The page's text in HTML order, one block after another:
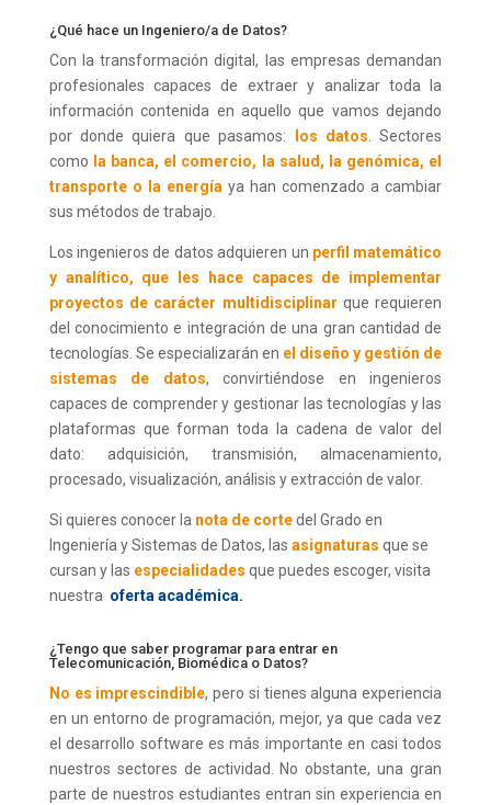
¿Qué hace un Ingeniero/a de Datos?
Con la transformación digital, las empresas demandan
profesionales capaces de extraer y analizar toda la
información contenida en aquello que vamos dejando
por donde quiera que pasamos:
los datos . Sectores
como la banca, el comercio, la salud, la genómica, el
transporte o la energía ya han comenzado a cambiar
sus métodos de trabajo.
Los ingenieros de datos adquieren un perfil matemático
y analítico, que les hace capaces de implementar
proyectos de carácter multidisciplinar que requieren
del conocimiento e integración de una gran cantidad de
tecnologías. Se especializarán en el diseño y gestión de
sistemas de datos, convirtiéndose en ingenieros
capaces de comprender y gestionar las tecnologías y las
plataformas que forman toda la cadena de valor del
dato: adquisición, transmisión, almacenamiento,
procesado, visualización, análisis y extracción de valor.
Si quieres conocer la nota de cortedel Grado en
Ingeniería y Sistemas de Datos, las asignaturas que se
cursan y las especialidades que puedes escoger, visita
nuestra oferta académica.
¿Tengo que saber programar para entrar en
Telecomunicación, Biomédica o Datos?
No es imprescindible, pero si tienes alguna experiencia
en un entorno de programación, mejor, ya que cada vez
el desarrollo software es más importante en casi todos
nuestros sectores de actividad. No obstante, una gran
parte de nuestros estudiantes entran sin experiencia en